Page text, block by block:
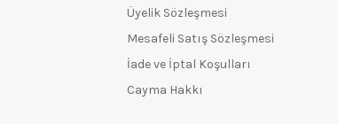
Üyelik Sözleşmesi
Mesafeli Satış Sözleşmesi
İade ve İptal Koşulları
Cayma Hakkı